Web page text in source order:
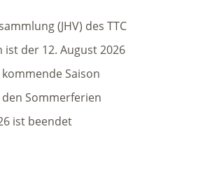
(JHV) des TTC
der 12. August 2026
Saison
Sommerferien
ist beendet